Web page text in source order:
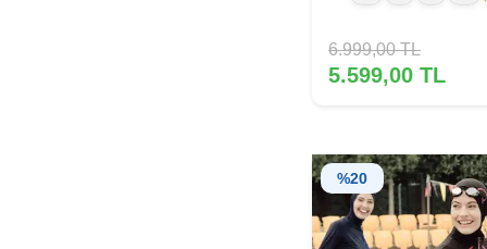
6.999,00TL
5.599,00 TL
%20